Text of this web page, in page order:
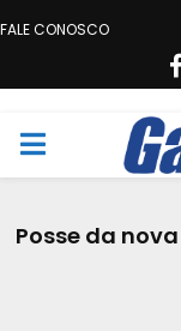
FALE CONOSCO
M
Posse da